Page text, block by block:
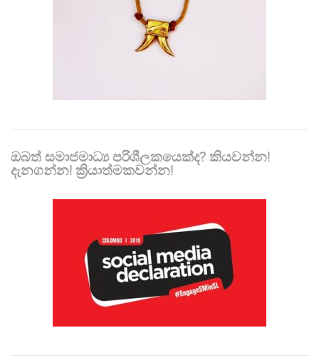
ඔබත් සමාජමාධ්‍ය පරිශීලකයෙක්ද? කියවන්න!
දැනගන්න! ක්‍රියාත්මකවන්න!